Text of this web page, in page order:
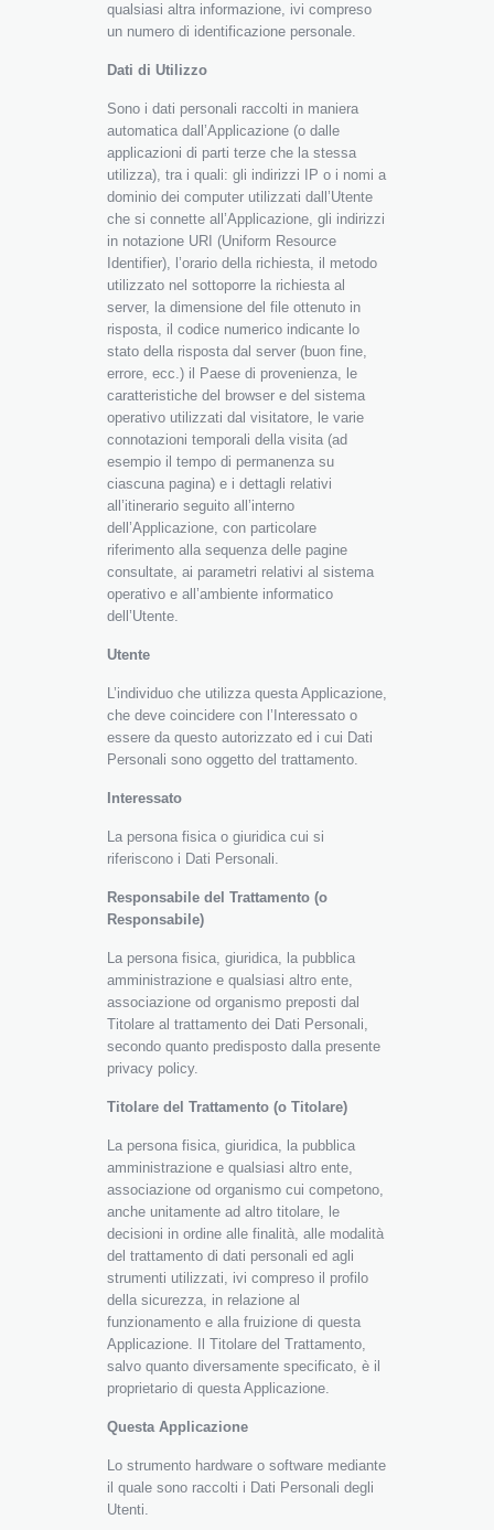
qualsiasi altra informazione, ivi compreso
un numero di identificazione personale.
Dati di Utilizzo
Sono i dati personali raccolti in maniera
automatica dall’Applicazione (o dalle
applicazioni di parti terze che la stessa
utilizza), tra i quali: gli indirizzi IP o i nomi a
dominio dei computer utilizzati dall’Utente
che si connette all’Applicazione, gli indirizzi
in notazione URI (Uniform Resource
Identifier), l’orario della richiesta, il metodo
utilizzato nel sottoporre la richiesta al
server, la dimensione del file ottenuto in
risposta, il codice numerico indicante lo
stato della risposta dal server (buon fine,
errore, ecc.) il Paese di provenienza, le
caratteristiche del browser e del sistema
operativo utilizzati dal visitatore, le varie
connotazioni temporali della visita (ad
esempio il tempo di permanenza su
ciascuna pagina) e i dettagli relativi
all’itinerario seguito all’interno
dell’Applicazione, con particolare
riferimento alla sequenza delle pagine
consultate, ai parametri relativi al sistema
operativo e all’ambiente informatico
dell’Utente.
Utente
L’individuo che utilizza questa Applicazione,
che deve coincidere con l’Interessato o
essere da questo autorizzato ed i cui Dati
Personali sono oggetto del trattamento.
Interessato
La persona fisica o giuridica cui si
riferiscono i Dati Personali.
Responsabile del Trattamento (o
Responsabile)
La persona fisica, giuridica, la pubblica
amministrazione e qualsiasi altro ente,
associazione od organismo preposti dal
Titolare al trattamento dei Dati Personali,
secondo quanto predisposto dalla presente
privacy policy.
Titolare del Trattamento (o Titolare)
La persona fisica, giuridica, la pubblica
amministrazione e qualsiasi altro ente,
associazione od organismo cui competono,
anche unitamente ad altro titolare, le
decisioni in ordine alle finalità, alle modalità
del trattamento di dati personali ed agli
strumenti utilizzati, ivi compreso il profilo
della sicurezza, in relazione al
funzionamento e alla fruizione di questa
Applicazione. Il Titolare del Trattamento,
salvo quanto diversamente specificato, è il
proprietario di questa Applicazione.
Questa Applicazione
Lo strumento hardware o software mediante
il quale sono raccolti i Dati Personali degli
Utenti.